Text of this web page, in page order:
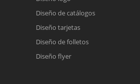
Diseño de catálogos
Diseño tarjetas
Diseño de folletos
Diseño flyer